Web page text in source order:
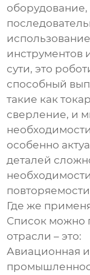
сути, это
способный
такие как
сверление, и
особенно
деталей
Где же
Список можно
отрасли – это:
Авиационная